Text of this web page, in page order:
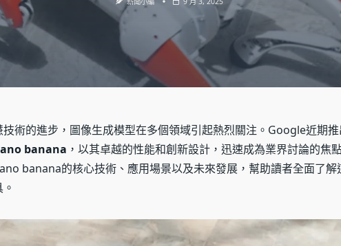
技術的進步，圖像生成模型在多個領域引起熱烈關注。Google近期
banana ，以其卓越的性能和創新設計，迅速成為業界討論的焦
banana的核心技術、應用場景以及未來發展，幫助讀者全面了解